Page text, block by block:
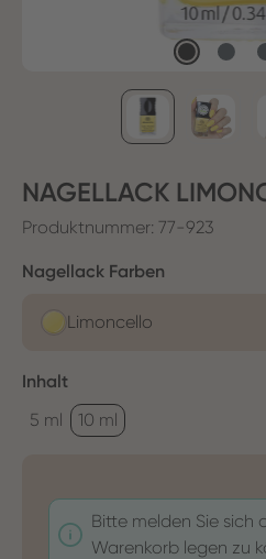
NAGELLACK
Produktnummer: 77-923
Nagellack Farben
Limoncello
Inhaltauswählen
5 ml
10 ml
Bitte melden Sie sich
Warenkorb legen zu